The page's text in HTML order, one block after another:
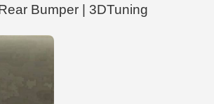
Bumper | 3DTuning